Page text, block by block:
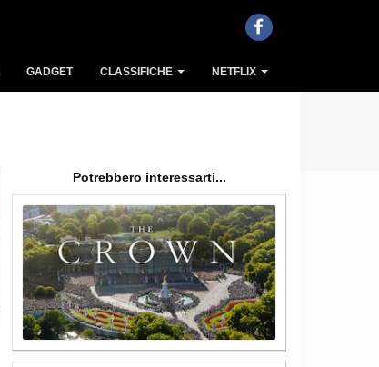
GADGET CLASSIFICHE NETFLIX
Potrebbero interessarti...